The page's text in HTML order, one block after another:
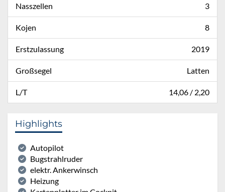
Nasszellen 3
Kojen 8
Erstzulassung 2019
Großsegel Latten
L/T 14,06 / 2,20
Highlights
Autopilot
Bugstrahlruder
elektr. Ankerwinsch
Heizung